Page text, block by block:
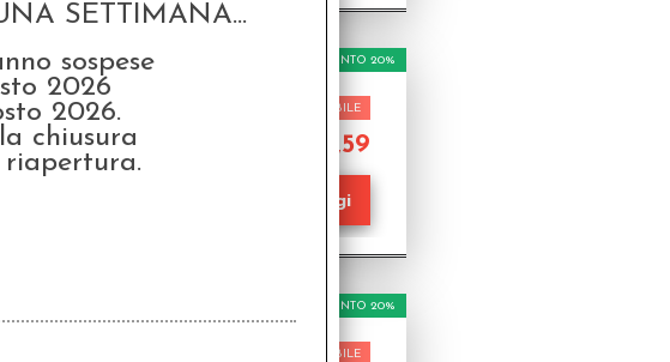
Disponibilità: NON DISPONIBILE
SCONTO 20%
5,59
NON DISPONIBILE
SCONTO 20%
SETTIMANA...
sospese
2026
2026.
chiusura